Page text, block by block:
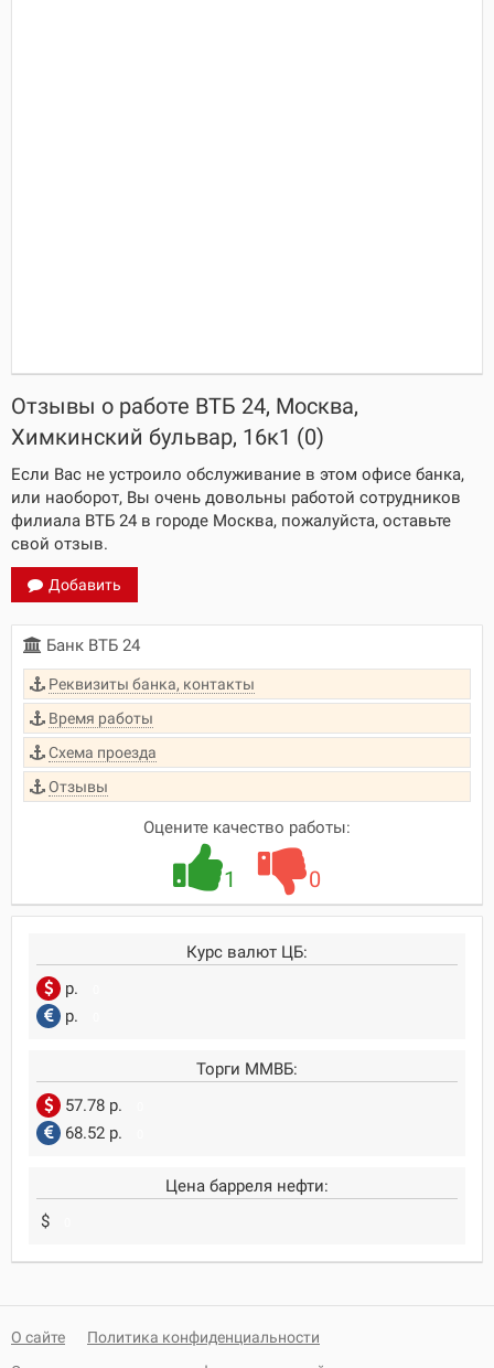
Отзывы о работе ВТБ 24, Москва,
Химкинский бульвар, 16к1 (0)
Если Вас не устроило обслуживание в этом офисе банка,
или наоборот, Вы очень довольны работой сотрудников
филиала ВТБ 24 в городе Москва, пожалуйста, оставьте
свой отзыв.
Добавить
Банк ВТБ 24
Реквизиты банка, контакты
Время работы
Схема проезда
Отзывы
Оцените качество работы:
1 0
Курс валют ЦБ:
р.
р.
Торги ММВБ:
57.78 р.
68.52 р.
Цена барреля нефти:
$
О сайте
Политика конфиденциальности